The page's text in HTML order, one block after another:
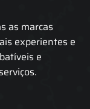
as marcas
experientes e
e